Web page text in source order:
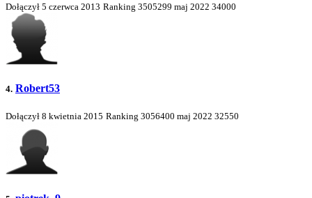
Dołączył 5 czerwca 2013 Ranking 3505299 maj 2022 34000
4. Robert53
Dołączył 8 kwietnia 2015 Ranking 3056400 maj 2022 32550